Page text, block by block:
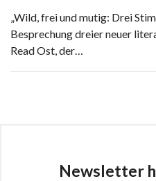
„Wild, frei und mutig: Drei
Besprechung dreier neuer
Read Ost, der…
Newsletter